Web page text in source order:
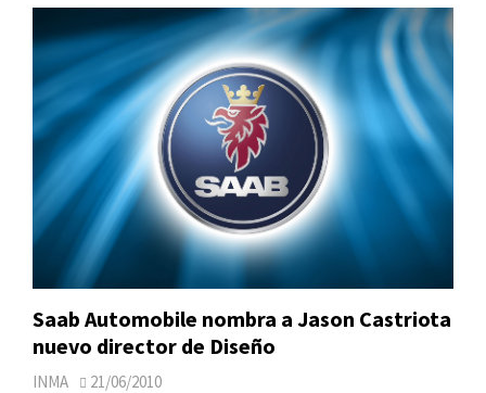
Saab Automobile nombra a Jason Castriota
nuevo director de Diseño
INMA 21/06/2010